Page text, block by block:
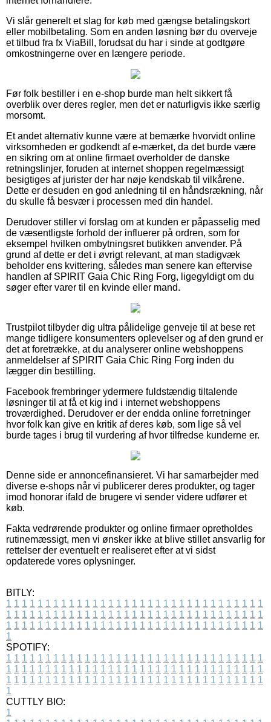
Vi slår generelt et slag for køb med gængse betalingskort
eller mobilbetaling. Som en anden løsning bør du overveje
et tilbud fra fx ViaBill, forudsat du har i sinde at godtgøre
omkostningerne over en længere periode.
Før folk bestiller i en e-shop burde man helt sikkert få
overblik over deres regler, men det er naturligvis ikke særlig
morsomt.
Et andet alternativ kunne være at bemærke hvorvidt online
virksomheden er godkendt af e-mærket, da det burde være
en sikring om at online firmaet overholder de danske
retningslinjer, foruden at internet shoppen regelmæssigt
besigtiges af jurister der har nøje kendskab til vilkårene.
Dette er desuden en god anledning til en håndsrækning, når
du skulle få besvær i processen med din handel.
Derudover stiller vi forslag om at kunden er påpasselig med
de væsentligste forhold der influerer på ordren, som for
eksempel hvilken ombytningsret butikken anvender. På
grund af dette er det i øvrigt relevant, at man stadigvæk
beholder ens kvittering, således man senere kan eftervise
handlen af SPIRIT Gaia Chic Ring Forg, ligegyldigt om du
søger efter varer til en kvinde eller mand.
Trustpilot tilbyder dig ultra pålidelige genveje til at bese ret
mange tidligere konsumenters oplevelser og af den grund er
det at foretrække, at du analyserer online webshoppens
anmeldelser af SPIRIT Gaia Chic Ring Forg inden du
lægger din bestilling.
Facebook frembringer ydermere fuldstændig tiltalende
løsninger til at få et kig ind i internet webshoppens
troværdighed. Derudover er der endda online forretninger
hvor folk kan give en kritik af deres køb, som lige så vel
burde tages i brug til vurdering af hvor tilfredse kunderne er.
Denne side er annoncefinansieret. Vi har samarbejder med
diverse e-shops når vi publicerer deres produkter, og tager
imod honorar ifald de brugere vi sender videre udfører et
køb.
Fakta vedrørende produkter og online firmaer opretholdes
rutinemæssigt, men vi ønsker ikke at blive stillet ansvarlig for
rettelser der eventuelt er realiseret efter at vi sidst
opdaterede vores oplysninger.
BITLY:
1 1 1 1 1 1 1 1 1 1 1 1 1 1 1 1 1 1 1 1 1 1 1 1 1 1 1 1 1 1 1 1 1
1 1 1 1 1 1 1 1 1 1 1 1 1 1 1 1 1 1 1 1 1 1 1 1 1 1 1 1 1 1 1 1 1
1 1 1 1 1 1 1 1 1 1 1 1 1 1 1 1 1 1 1 1 1 1 1 1 1 1 1 1 1 1 1 1 1
1
SPOTIFY:
1 1 1 1 1 1 1 1 1 1 1 1 1 1 1 1 1 1 1 1 1 1 1 1 1 1 1 1 1 1 1 1 1
1 1 1 1 1 1 1 1 1 1 1 1 1 1 1 1 1 1 1 1 1 1 1 1 1 1 1 1 1 1 1 1 1
1 1 1 1 1 1 1 1 1 1 1 1 1 1 1 1 1 1 1 1 1 1 1 1 1 1 1 1 1 1 1 1 1
1
CUTTLY BIO:
1